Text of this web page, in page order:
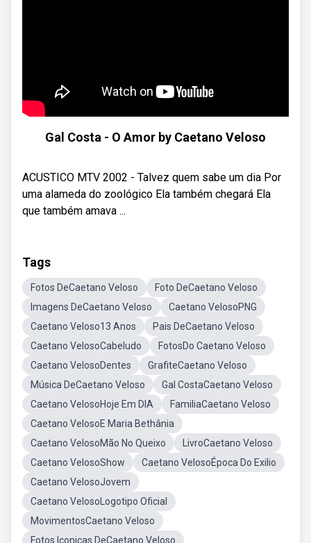
Gal Costa - O Amor by Caetano Veloso
ACUSTICO MTV 2002 - Talvez quem sabe um dia Por
uma alameda do zoológico Ela também chegará Ela
que também amava ...
Tags
Fotos DeCaetano Veloso
Foto DeCaetano Veloso
Imagens DeCaetano Veloso
Caetano VelosoPNG
Caetano Veloso13 Anos
Pais DeCaetano Veloso
Caetano VelosoCabeludo
FotosDo Caetano Veloso
Caetano VelosoDentes
GrafiteCaetano Veloso
Música DeCaetano Veloso
Gal CostaCaetano Veloso
Caetano VelosoHoje Em DIA
FamiliaCaetano Veloso
Caetano VelosoE Maria Bethânia
Caetano VelosoMão No Queixo
LivroCaetano Veloso
Caetano VelosoShow
Caetano VelosoÉpoca Do Exilio
Caetano VelosoJovem
Caetano VelosoLogotipo Oficial
MovimentosCaetano Veloso
Fotos Iconicas DeCaetano Veloso